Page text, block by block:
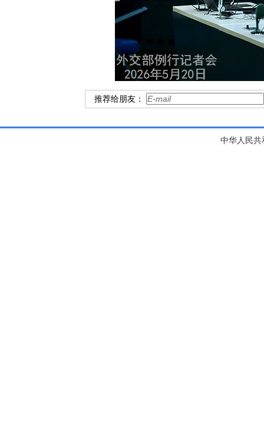
推荐给朋友：
中华人民共